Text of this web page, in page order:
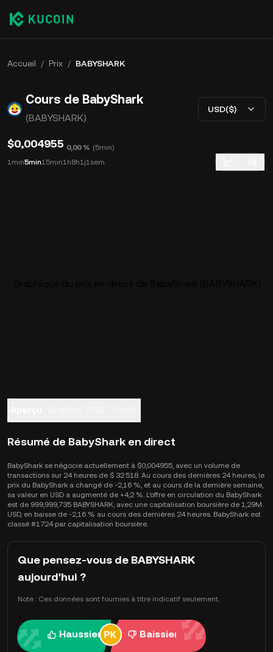
Accueil / Prix / BABYSHARK
Cours de BabyShark
(BABYSHARK)
USD($)
$0,004955 0,00 % (5min)
1min5min15min1h8h1j1sem
Résumé de BabyShark en direct
BabyShark se négocie actuellement à $0,004955, avec un volume de
transactions sur 24 heures de $ 32 518. Au cours des dernières 24 heures, le
prix du BabyShark a changé de -2,16 %, et au cours de la dernière semaine,
sa valeur en USD a augmenté de +4,2 %. L'offre en circulation du BabyShark
est de 999,999,735 BABYSHARK, avec une capitalisation boursière de 1,29M
USD, en baisse de -2,16 % au cours des dernières 24 heures. BabyShark est
classé #1724 par capitalisation boursière.
Que pensez-vous de BABYSHARK
aujourd'hui ?
Note : Ces données sont fournies à titre indicatif seulement.
Haussier Baissier